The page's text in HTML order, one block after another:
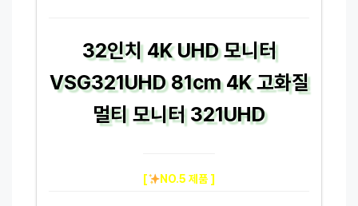
32인치 4K UHD 모니터
VSG321UHD 81cm 4K 고화질
멀티 모니터 321UHD
[ NO.5 제품 ]